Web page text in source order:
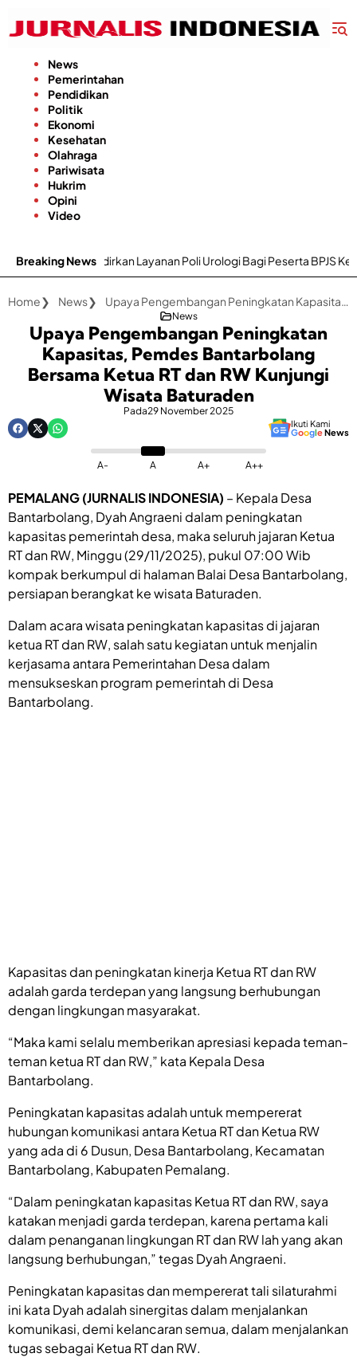
konten
News
Pemerintahan
Pendidikan
Politik
Ekonomi
Kesehatan
Olahraga
Pariwisata
Hukrim
Opini
Video
Breaking News
Kini Hadirkan Layanan Poli Urologi Bagi Peserta BPJS Kesehatan
Home News Upaya Pengembangan Peningkatan Kapasitas, Pemdes Bantarbolang Bersama Ketua RT dan RW Kunjungi Wisata Baturaden
News
Upaya Pengembangan Peningkatan
Kapasitas, Pemdes Bantarbolang
Bersama Ketua RT dan RW Kunjungi
Wisata Baturaden
Pada29 November 2025
Ikuti Kami
GoogleNews
A- A A+ A++
PEMALANG (JURNALIS INDONESIA) – Kepala Desa
Bantarbolang, Dyah Angraeni dalam peningkatan
kapasitas pemerintah desa, maka seluruh jajaran Ketua
RT dan RW, Minggu (29/11/2025), pukul 07:00 Wib
kompak berkumpul di halaman Balai Desa Bantarbolang,
persiapan berangkat ke wisata Baturaden.
Dalam acara wisata peningkatan kapasitas di jajaran
ketua RT dan RW, salah satu kegiatan untuk menjalin
kerjasama antara Pemerintahan Desa dalam
mensukseskan program pemerintah di Desa
Bantarbolang.
Kapasitas dan peningkatan kinerja Ketua RT dan RW
adalah garda terdepan yang langsung berhubungan
dengan lingkungan masyarakat.
“Maka kami selalu memberikan apresiasi kepada teman-
teman ketua RT dan RW,” kata Kepala Desa
Bantarbolang.
Peningkatan kapasitas adalah untuk mempererat
hubungan komunikasi antara Ketua RT dan Ketua RW
yang ada di 6 Dusun, Desa Bantarbolang, Kecamatan
Bantarbolang, Kabupaten Pemalang.
“Dalam peningkatan kapasitas Ketua RT dan RW, saya
katakan menjadi garda terdepan, karena pertama kali
dalam penanganan lingkungan RT dan RW lah yang akan
langsung berhubungan,” tegas Dyah Angraeni.
Peningkatan kapasitas dan mempererat tali silaturahmi
ini kata Dyah adalah sinergitas dalam menjalankan
komunikasi, demi kelancaran semua, dalam menjalankan
tugas sebagai Ketua RT dan RW.